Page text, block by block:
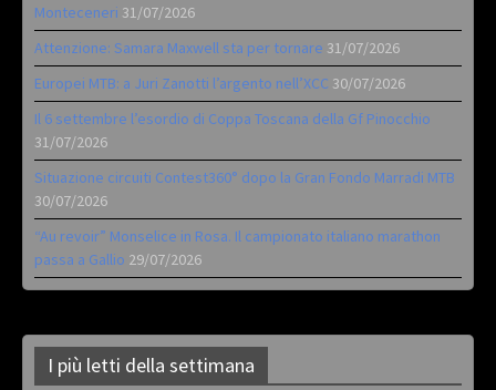
Monteceneri 31/07/2026
Attenzione: Samara Maxwell sta per tornare 31/07/2026
Europei MTB: a Juri Zanotti l’argento nell’XCC 30/07/2026
Il 6 settembre l’esordio di Coppa Toscana della Gf Pinocchio
31/07/2026
Situazione circuiti Contest360° dopo la Gran Fondo Marradi MTB
30/07/2026
“Au revoir” Monselice in Rosa. Il campionato italiano marathon
passa a Gallio 29/07/2026
I più letti della settimana